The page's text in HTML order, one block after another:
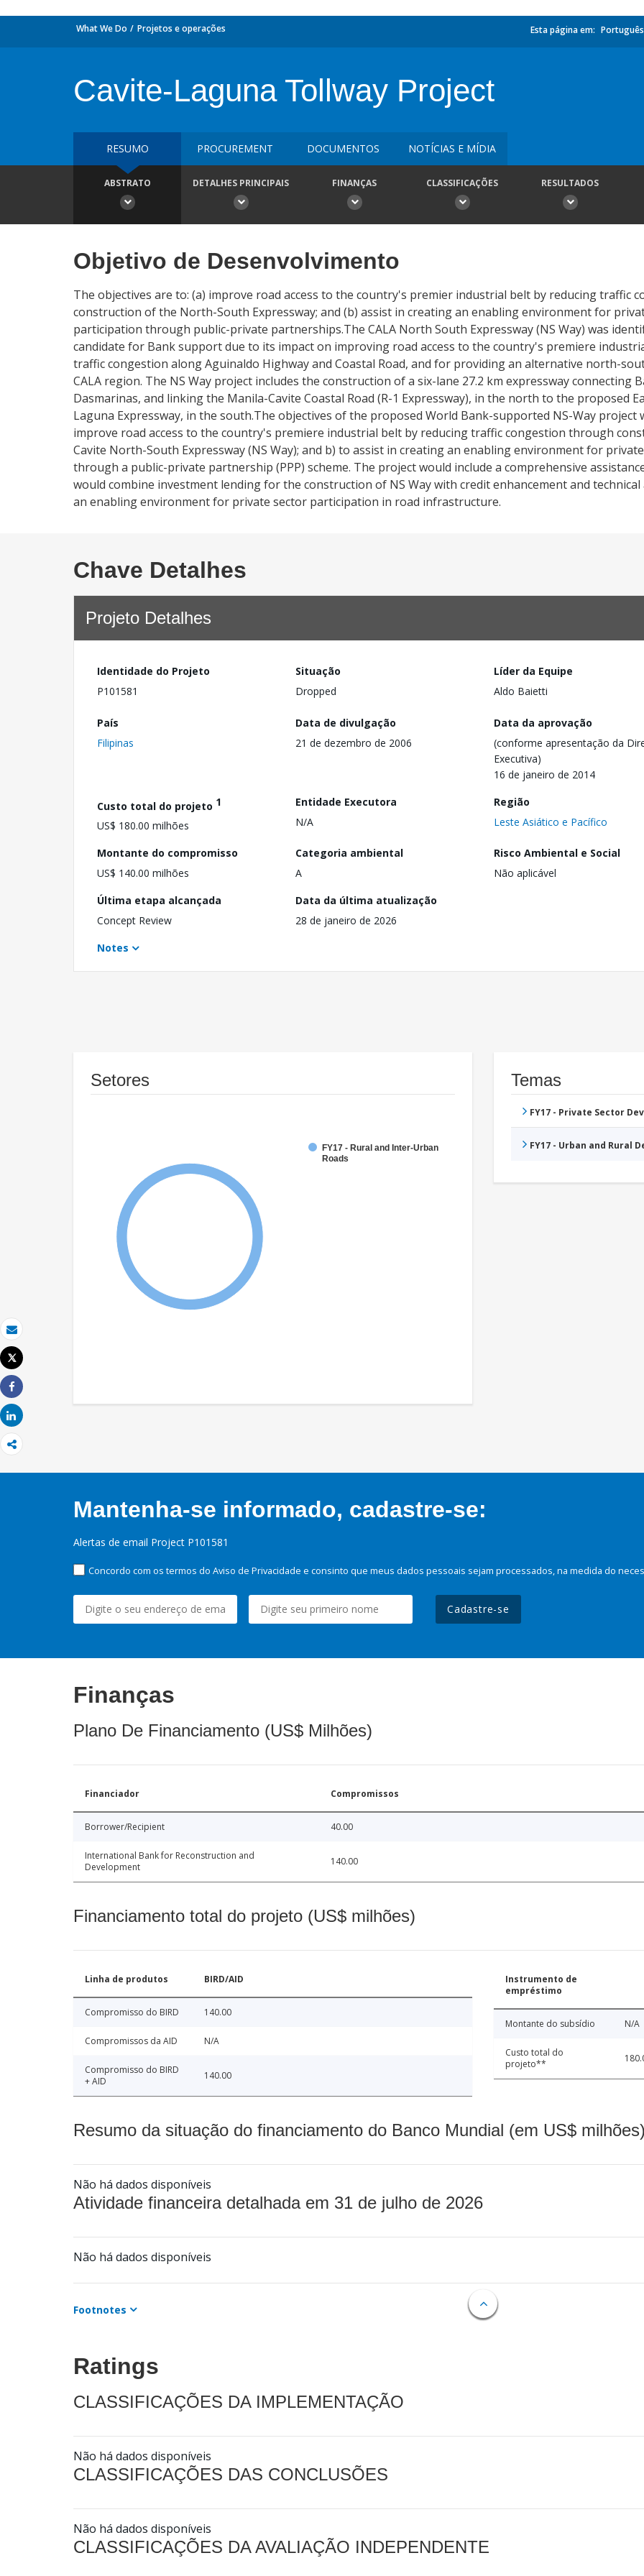
Email
Imprimir
Tweet
Share
Share
What We Do Projetos e operações Esta página em: Português
Cavite-Laguna Tollway Project
RESUMO PROCUREMENT DOCUMENTOS NOTÍCIAS E MÍDIA
ABSTRATO DETALHES PRINCIPAIS FINANÇAS CLASSIFICAÇÕES RESULTADOS
Objetivo de Desenvolvimento
The objectives are to: (a) improve road access to the country's premier industrial belt by reducing traffic
construction of the North-South Expressway; and (b) assist in creating an enabling environment for
participation through public-private partnerships.The CALA North South Expressway (NS Way) was
candidate for Bank support due to its impact on improving road access to the country's premiere
traffic congestion along Aguinaldo Highway and Coastal Road, and for providing an alternative north-
CALA region. The NS Way project includes the construction of a six-lane 27.2 km expressway connecting
Dasmarinas, and linking the Manila-Cavite Coastal Road (R-1 Expressway), in the north to the proposed
Laguna Expressway, in the south.The objectives of the proposed World Bank-supported NS-Way project
improve road access to the country's premiere industrial belt by reducing traffic congestion through
Cavite North-South Expressway (NS Way); and b) to assist in creating an enabling environment for
through a public-private partnership (PPP) scheme. The project would include a comprehensive
would combine investment lending for the construction of NS Way with credit enhancement and technical
an enabling environment for private sector participation in road infrastructure.
Chave Detalhes
Projeto Detalhes
Identidade do Projeto
P101581
Situação
Dropped
Líder da Equipe
Aldo Baietti
País
Filipinas
Data de divulgação
21 de dezembro de 2006
Data da aprovação
(conforme apresentação da
Executiva)
16 de janeiro de 2014
Custo total do projeto 1
US$ 180.00 milhões
Entidade Executora
N/A
Região
Leste Asiático e Pacífico
Montante do compromisso
US$ 140.00 milhões
Categoria ambiental
A
Risco Ambiental e Social
Não aplicável
Última etapa alcançada
Concept Review
Data da última atualização
28 de janeiro de 2026
Notes
Setores
FY17 - Rural and Inter-Urban
Roads
Temas
FY17 - Private Sector
FY17 - Urban and Rural
Mantenha-se informado, cadastre-se:
Alertas de email Project P101581
Concordo com os termos do Aviso de Privacidade e consinto que meus dados pessoais sejam processados, na medida do
Cadastre-se
Finanças
Plano De Financiamento (US$ Milhões)
Financiador Compromissos
Borrower/Recipient 40.00
International Bank for Reconstruction and
Development
140.00
Financiamento total do projeto (US$ milhões)
Linha de produtos BIRD/AID
Compromisso do BIRD 140.00
Compromissos da AID N/A
Compromisso do BIRD
+ AID
140.00
Instrumento de
empréstimo
Montante do subsídio N/A
Custo total do
projeto**
Resumo da situação do financiamento do Banco Mundial (em US$
Não há dados disponíveis
Atividade financeira detalhada em 31 de julho de 2026
Não há dados disponíveis
Footnotes
Ratings
CLASSIFICAÇÕES DA IMPLEMENTAÇÃO
Não há dados disponíveis
CLASSIFICAÇÕES DAS CONCLUSÕES
Não há dados disponíveis
CLASSIFICAÇÕES DA AVALIAÇÃO INDEPENDENTE